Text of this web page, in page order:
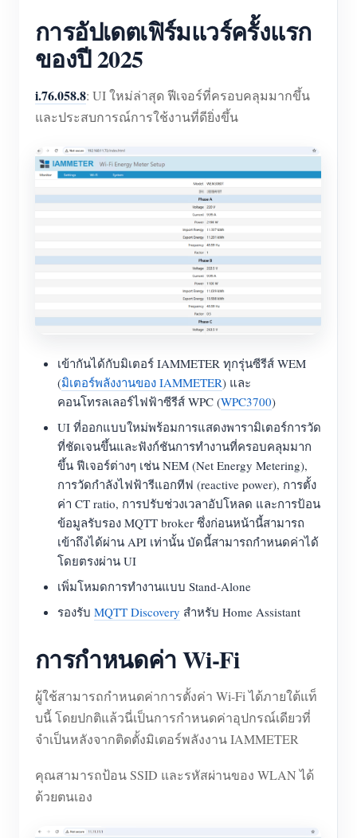
ระบบอัตโนมัติภายในบ้าน
การตรวจสอบพลังงานโรงงาน
เอกสาร
วิดีโอสอนใช้งาน
ข่าวสาร
บล็อก
โปรแกรมผู้ร่วมพัฒนา
ศูนย์ผู้ร่วมพัฒนา
กิจกรรม IAMMETER
ฟอรัม
App Store
สำรวจเว็บไซต์
โซลูชัน
ติดต่อ
เกี่ยวกับเรา
การอัปเดตเฟิร์มแวร์ครั้งแรก
ของปี 2025
i.76.058.8: UI ใหม่ล่าสุด ฟีเจอร์ที่ครอบคลุมมากขึ้น
และประสบการณ์การใช้งานที่ดียิ่งขึ้น
เข้ากันได้กับมิเตอร์ IAMMETER ทุกรุ่นซีรีส์ WEM
(มิเตอร์พลังงานของ IAMMETER) และ
คอนโทรลเลอร์ไฟฟ้าซีรีส์ WPC (WPC3700)
UI ที่ออกแบบใหม่พร้อมการแสดงพารามิเตอร์การวัด
ที่ชัดเจนขึ้นและฟังก์ชันการทำงานที่ครอบคลุมมาก
ขึ้น ฟีเจอร์ต่างๆ เช่น NEM (Net Energy Metering),
การวัดกำลังไฟฟ้ารีแอกทีฟ (reactive power), การตั้ง
ค่า CT ratio, การปรับช่วงเวลาอัปโหลด และการป้อน
ข้อมูลรับรอง MQTT broker ซึ่งก่อนหน้านี้สามารถ
เข้าถึงได้ผ่าน API เท่านั้น บัดนี้สามารถกำหนดค่าได้
โดยตรงผ่าน UI
เพิ่มโหมดการทำงานแบบ Stand-Alone
รองรับ MQTT Discovery สำหรับ Home Assistant
การกำหนดค่า Wi-Fi
ผู้ใช้สามารถกำหนดค่าการตั้งค่า Wi-Fi ได้ภายใต้แท็
บนี้ โดยปกติแล้วนี่เป็นการกำหนดค่าอุปกรณ์เดียวที่
จำเป็นหลังจากติดตั้งมิเตอร์พลังงาน IAMMETER
คุณสามารถป้อน SSID และรหัสผ่านของ WLAN ได้
ด้วยตนเอง